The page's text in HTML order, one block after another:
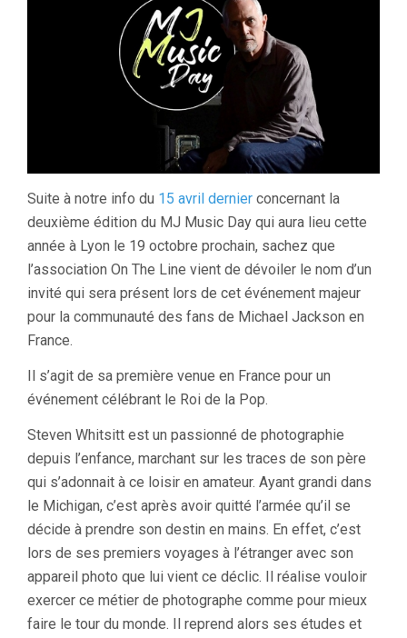
Suite à notre info du 15 avril dernier concernant la
deuxième édition du MJ Music Day qui aura lieu cette
année à Lyon le 19 octobre prochain, sachez que
l’association On The Line vient de dévoiler le nom d’un
invité qui sera présent lors de cet événement majeur
pour la communauté des fans de Michael Jackson en
France.
Il s’agit de sa première venue en France pour un
événement célébrant le Roi de la Pop.
Steven Whitsitt est un passionné de photographie
depuis l’enfance, marchant sur les traces de son père
qui s’adonnait à ce loisir en amateur. Ayant grandi dans
le Michigan, c’est après avoir quitté l’armée qu’il se
décide à prendre son destin en mains. En effet, c’est
lors de ses premiers voyages à l’étranger avec son
appareil photo que lui vient ce déclic. Il réalise vouloir
exercer ce métier de photographe comme pour mieux
faire le tour du monde. Il reprend alors ses études et